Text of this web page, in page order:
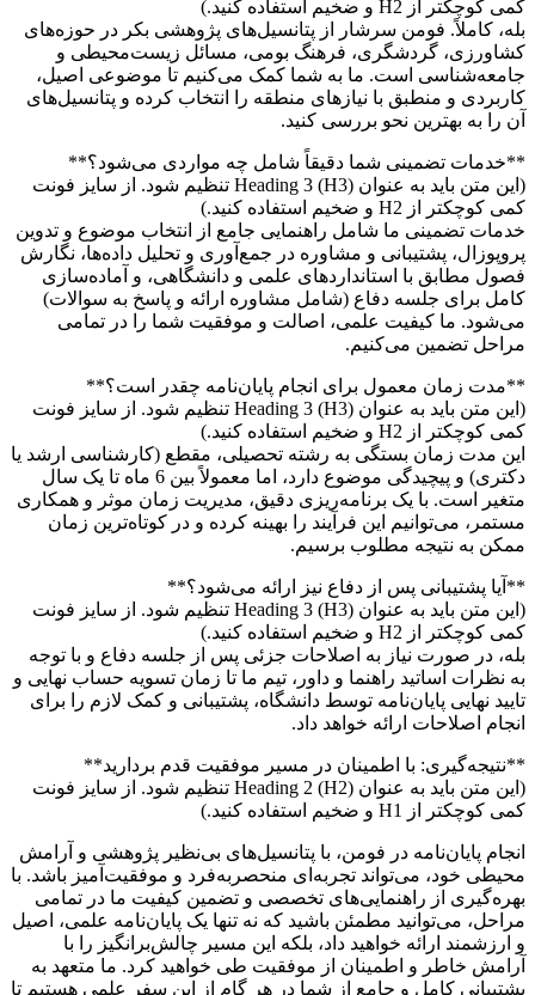
کمی کوچکتر از H2 و ضخیم استفاده کنید.)
بله، کاملاً. فومن سرشار از پتانسیل‌های پژوهشی بکر در حوزه‌های
کشاورزی، گردشگری، فرهنگ بومی، مسائل زیست‌محیطی و
جامعه‌شناسی است. ما به شما کمک می‌کنیم تا موضوعی اصیل،
کاربردی و منطبق با نیازهای منطقه را انتخاب کرده و پتانسیل‌های
آن را به بهترین نحو بررسی کنید.
**خدمات تضمینی شما دقیقاً شامل چه مواردی می‌شود؟**
(این متن باید به عنوان Heading 3 (H3) تنظیم شود. از سایز فونت
کمی کوچکتر از H2 و ضخیم استفاده کنید.)
خدمات تضمینی ما شامل راهنمایی جامع از انتخاب موضوع و تدوین
پروپوزال، پشتیبانی و مشاوره در جمع‌آوری و تحلیل داده‌ها، نگارش
فصول مطابق با استانداردهای علمی و دانشگاهی، و آماده‌سازی
کامل برای جلسه دفاع (شامل مشاوره ارائه و پاسخ به سوالات)
می‌شود. ما کیفیت علمی، اصالت و موفقیت شما را در تمامی
مراحل تضمین می‌کنیم.
**مدت زمان معمول برای انجام پایان‌نامه چقدر است؟**
(این متن باید به عنوان Heading 3 (H3) تنظیم شود. از سایز فونت
کمی کوچکتر از H2 و ضخیم استفاده کنید.)
این مدت زمان بستگی به رشته تحصیلی، مقطع (کارشناسی ارشد یا
دکتری) و پیچیدگی موضوع دارد، اما معمولاً بین 6 ماه تا یک سال
متغیر است. با یک برنامه‌ریزی دقیق، مدیریت زمان موثر و همکاری
مستمر، می‌توانیم این فرآیند را بهینه کرده و در کوتاه‌ترین زمان
ممکن به نتیجه مطلوب برسیم.
**آیا پشتیبانی پس از دفاع نیز ارائه می‌شود؟**
(این متن باید به عنوان Heading 3 (H3) تنظیم شود. از سایز فونت
کمی کوچکتر از H2 و ضخیم استفاده کنید.)
بله، در صورت نیاز به اصلاحات جزئی پس از جلسه دفاع و با توجه
به نظرات اساتید راهنما و داور، تیم ما تا زمان تسویه حساب نهایی و
تایید نهایی پایان‌نامه توسط دانشگاه، پشتیبانی و کمک لازم را برای
انجام اصلاحات ارائه خواهد داد.
**نتیجه‌گیری: با اطمینان در مسیر موفقیت قدم بردارید**
(این متن باید به عنوان Heading 2 (H2) تنظیم شود. از سایز فونت
کمی کوچکتر از H1 و ضخیم استفاده کنید.)
انجام پایان‌نامه در فومن، با پتانسیل‌های بی‌نظیر پژوهشی و آرامش
محیطی خود، می‌تواند تجربه‌ای منحصربه‌فرد و موفقیت‌آمیز باشد. با
بهره‌گیری از راهنمایی‌های تخصصی و تضمین کیفیت ما در تمامی
مراحل، می‌توانید مطمئن باشید که نه تنها یک پایان‌نامه علمی، اصیل
و ارزشمند ارائه خواهید داد، بلکه این مسیر چالش‌برانگیز را با
آرامش خاطر و اطمینان از موفقیت طی خواهید کرد. ما متعهد به
پشتیبانی کامل و جامع از شما در هر گام از این سفر علمی هستیم تا